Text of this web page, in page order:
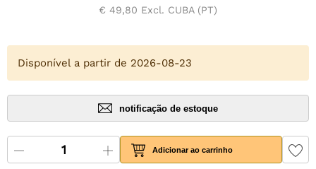
€ 49,80 Excl. CUBA (PT)
Disponível a partir de 2026-08-23
notificação de estoque
Adicionar ao carrinho